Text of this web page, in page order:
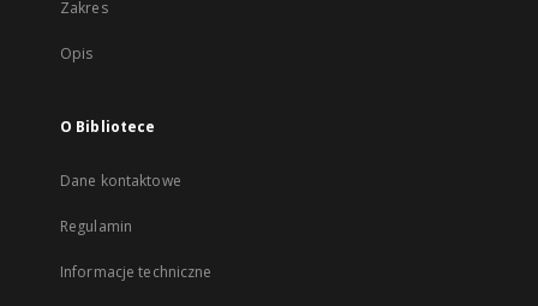
Zakres
Opis
O Bibliotece
Dane kontaktowe
Regulamin
Informacje techniczne